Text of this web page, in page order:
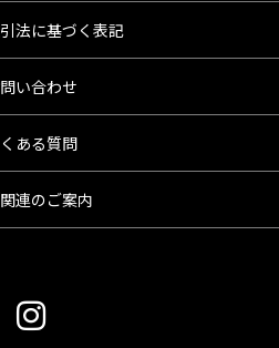
法に基づく表記
い合わせ
ある質問
連のご案内